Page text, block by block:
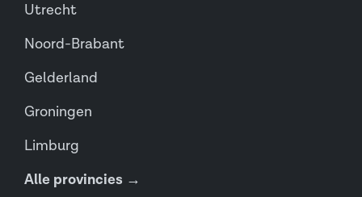
Utrecht
Noord-Brabant
Gelderland
Groningen
Limburg
Alle provincies →